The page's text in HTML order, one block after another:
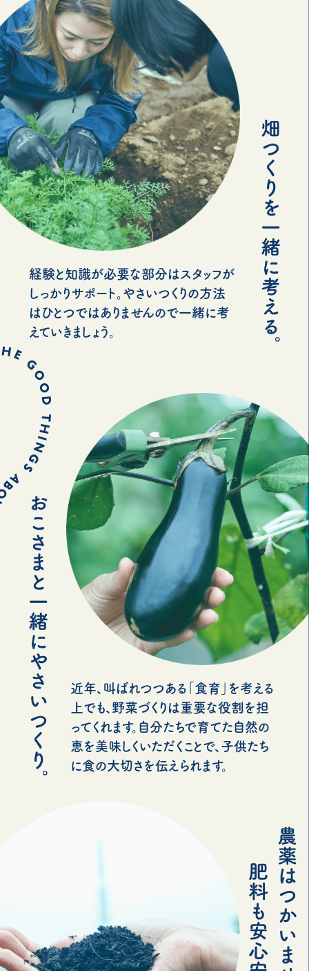
経験と知識が必要な部分はスタッフが
しっかりサポート。やさいつくりの方法
はひとつではありませんので一緒に考
えていきましょう。
近年、叫ばれつつある「食育」を考える
上でも、野菜づくりは重要な役割を担
ってくれます。自分たちで育てた自然の
恵を美味しくいただくことで、子供たち
に食の大切さを伝えられます。